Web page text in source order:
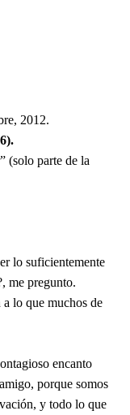
2012.
(solo parte de la
lo suficientemente
me pregunto.
a lo que muchos de
encanto
porque somos
y todo lo que